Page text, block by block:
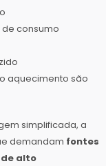
consumo
aquecimento são
simplificada, a
demandam fontes
de alto